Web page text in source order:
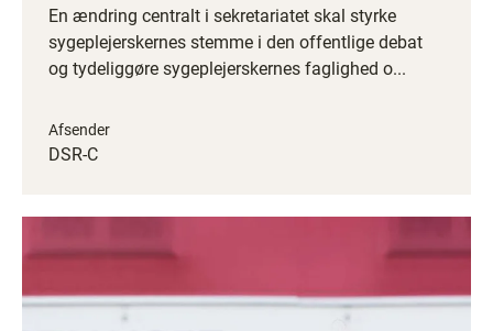
En ændring centralt i sekretariatet skal styrke
sygeplejerskernes stemme i den offentlige debat
og tydeliggøre sygeplejerskernes faglighed o...
Afsender
DSR-C